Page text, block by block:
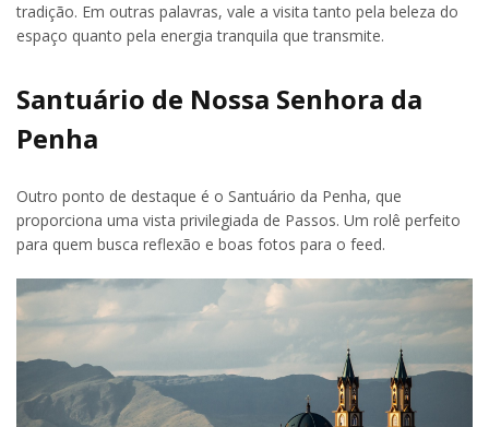
tradição. Em outras palavras, vale a visita tanto pela beleza do
espaço quanto pela energia tranquila que transmite.
Santuário de Nossa Senhora da
Penha
Outro ponto de destaque é o Santuário da Penha, que
proporciona uma vista privilegiada de Passos. Um rolê perfeito
para quem busca reflexão e boas fotos para o feed.